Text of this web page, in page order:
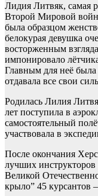
Лидия Литвяк, самая
Второй Мировой
была образцом
белокурая девушка
восторженным
импонировало
Главным для неё
отдавала все свои
Родилась Лилия
лет поступила в
самостоятельный
участвовала в
После окончания
лучших
Великой
крыло” 45 курсантов